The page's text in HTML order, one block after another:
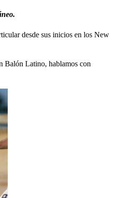
desde sus inicios en los New
Balón Latino, hablamos con